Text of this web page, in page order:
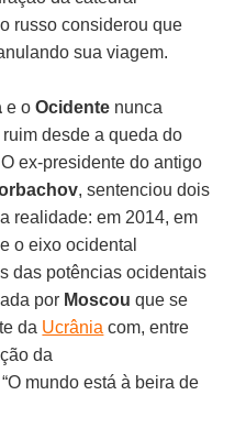
russo considerou que
sua viagem.
e oOcidente nunca
desde a queda do
ex-presidente do antigo
, sentenciou dois
realidade: em 2014, em
e o eixo ocidental
das potências ocidentais
por Moscou que se
da Ucrânia com, entre
da
mundo está à beira de